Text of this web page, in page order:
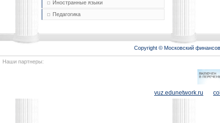
Иностранные языки
Педагогика
Copyright © Московский
Наши партнеры:
vuz.edunetwork.ru